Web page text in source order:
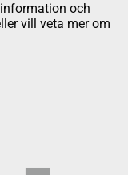
och
vill veta mer om